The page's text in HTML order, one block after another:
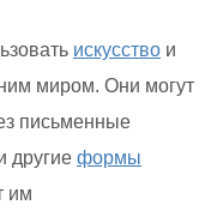
искусство и
миром. Они могут
письменные
другие формы
им